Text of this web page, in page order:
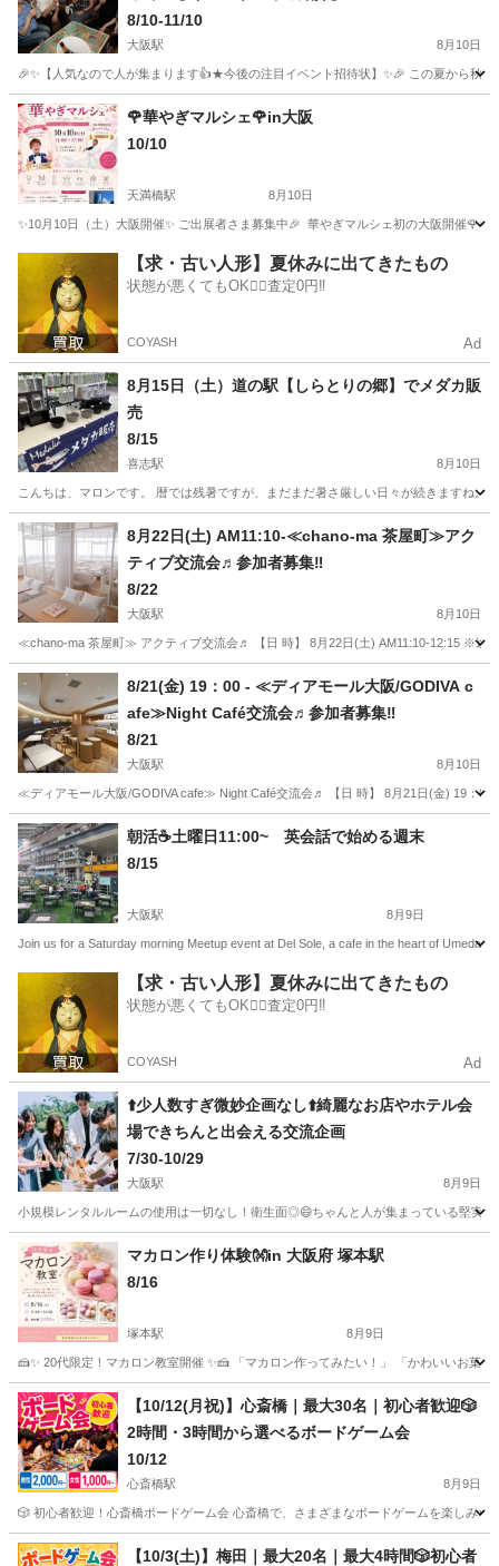
8/10-11/10
大阪駅 8月10日
🎉✨【人気なので人が集まります👍★今後の注目イベント招待状】✨🎉 この夏から
大阪 大阪市 大阪駅 BBQ
🌹華やぎマルシェ🌹in大阪
10/10
天満橋駅 8月10日
✨10月10日（土）大阪開催✨ ご出展者さま募集中🎉 ⁡ 華やぎマルシェ初の大阪開催
天満橋駅 その他 マルシェ
【求・古い人形】夏休みに出てきたもの
状態が悪くてもOK🙆‍♀️査定0円‼️
COYASH Ad
8月15日（土）道の駅【しらとりの郷】でメダカ販
売
8/15
喜志駅 8月10日
こんちは、マロンです。 暦では残暑ですが、まだまだ暑さ厳しい日々が続きますね
大阪 堺市 喜志駅 その他
8月22日(土) AM11:10-≪chano-ma 茶屋町≫アク
ティブ交流会♬参加者募集‼
8/22
大阪駅 8月10日
≪chano-ma 茶屋町≫ アクティブ交流会♬ 【日 時】 8月22日(土) AM11:10-12:15 ※途
大阪 大阪市 大阪駅 参加者募集
8/21(金) 19：00 - ≪ディアモール大阪/GODIVA c
afe≫Night Café交流会♬参加者募集‼
8/21
大阪駅 8月10日
≪ディアモール大阪/GODIVA cafe≫ Night Café交流会♬ 【日 時】 8月21日(金) 19：
大阪 大阪市 大阪駅 その他 参加者募集
朝活☕️土曜日11:00~ 英会話で始める週末
8/15
大阪駅 8月9日
Join us for a Saturday morning Meetup event at Del Sole, a cafe in the heart of Umeda,
大阪駅 その他 Meetup
【求・古い人形】夏休みに出てきたもの
状態が悪くてもOK🙆‍♀️査定0円‼️
COYASH Ad
⬆️少人数すぎ微妙企画なし⬆️綺麗なお店やホテル会
場できちんと出会える交流企画
7/30-10/29
大阪駅 8月9日
小規模レンタルルームの使用は一切なし！衛生面◎😄ちゃんと人が集まっている堅実
大阪 大阪市 大阪駅 その他
マカロン作り体験👐in 大阪府 塚本駅
8/16
塚本駅 8月9日
🍰✨ 20代限定！マカロン教室開催 ✨🍰 「マカロン作ってみたい！」 「かわいいお菓
大阪 大阪市 その他 20代
【10/12(月祝)】心斎橋｜最大30名｜初心者歓迎🎲
2時間・3時間から選べるボードゲーム会
10/12
心斎橋駅 8月9日
🎲 初心者歓迎！心斎橋ボードゲーム会 心斎橋で、さまざまなボードゲームを楽しみ
大阪 大阪市 心斎橋駅 その他 会場
【10/3(土)】梅田｜最大20名｜最大4時間🎲初心者